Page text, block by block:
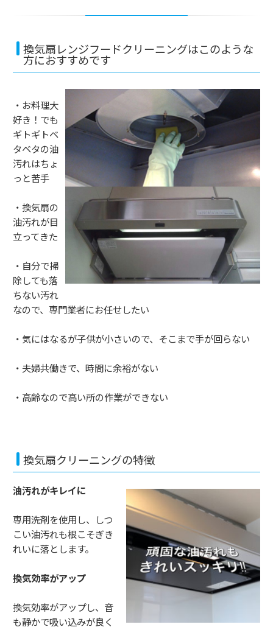
換気扇レンジフードクリーニングはこのような
方におすすめです
・お料理大
好き！でも
ギトギトベ
タベタの油
汚れはちょ
っと苦手
・換気扇の
油汚れが目
立ってきた
・自分で掃
除しても落
ちない汚れ
なので、専門業者にお任せしたい
・気にはなるが子供が小さいので、そこまで手が回らない
・夫婦共働きで、時間に余裕がない
・高齢なので高い所の作業ができない
換気扇クリーニングの特徴
油汚れがキレイに
専用洗剤を使用し、しつ
こい油汚れも根こそぎき
れいに落とします。
換気効率がアップ
換気効率がアップし、音
も静かで吸い込みが良く